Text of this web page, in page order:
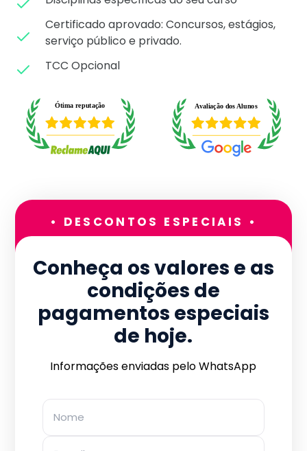
Certificado aprovado: Concursos, estágios,
serviço público e privado.
TCC Opcional
• DESCONTOS ESPECIAIS •
Conheça os valores e as
condições de
pagamentos especiais
de hoje.
Informações enviadas pelo WhatsApp